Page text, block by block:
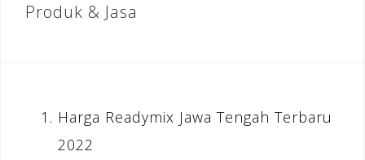
Produk & Jasa
Harga Readymix Jawa Tengah Terbaru
2022